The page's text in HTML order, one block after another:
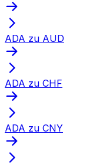
ADA zu AUD
ADA zu CHF
ADA zu CNY